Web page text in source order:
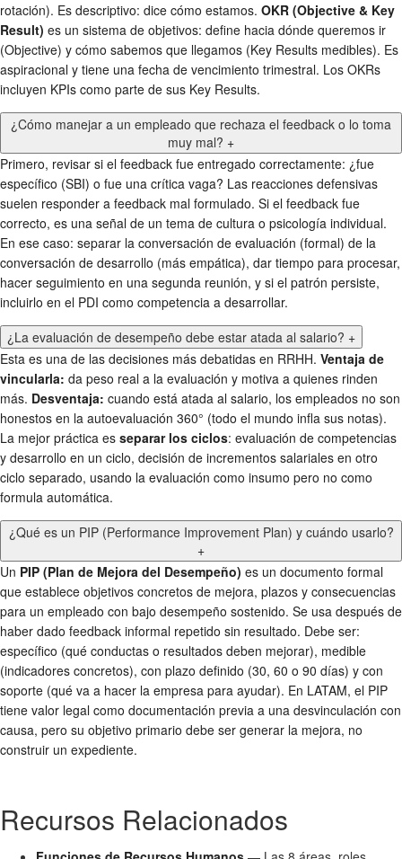
rotación). Es descriptivo: dice cómo estamos. OKR (Objective & Key
Result) es un sistema de objetivos: define hacia dónde queremos ir
(Objective) y cómo sabemos que llegamos (Key Results medibles). Es
aspiracional y tiene una fecha de vencimiento trimestral. Los OKRs
incluyen KPIs como parte de sus Key Results.
¿Cómo manejar a un empleado que rechaza el feedback o lo toma
muy mal? +
Primero, revisar si el feedback fue entregado correctamente: ¿fue
específico (SBI) o fue una crítica vaga? Las reacciones defensivas
suelen responder a feedback mal formulado. Si el feedback fue
correcto, es una señal de un tema de cultura o psicología individual.
En ese caso: separar la conversación de evaluación (formal) de la
conversación de desarrollo (más empática), dar tiempo para procesar,
hacer seguimiento en una segunda reunión, y si el patrón persiste,
incluirlo en el PDI como competencia a desarrollar.
¿La evaluación de desempeño debe estar atada al salario? +
Esta es una de las decisiones más debatidas en RRHH. Ventaja de
vincularla: da peso real a la evaluación y motiva a quienes rinden
más. Desventaja: cuando está atada al salario, los empleados no son
honestos en la autoevaluación 360° (todo el mundo infla sus notas).
La mejor práctica es separar los ciclos: evaluación de competencias
y desarrollo en un ciclo, decisión de incrementos salariales en otro
ciclo separado, usando la evaluación como insumo pero no como
formula automática.
¿Qué es un PIP (Performance Improvement Plan) y cuándo usarlo?
+
Un PIP (Plan de Mejora del Desempeño) es un documento formal
que establece objetivos concretos de mejora, plazos y consecuencias
para un empleado con bajo desempeño sostenido. Se usa después de
haber dado feedback informal repetido sin resultado. Debe ser:
específico (qué conductas o resultados deben mejorar), medible
(indicadores concretos), con plazo definido (30, 60 o 90 días) y con
soporte (qué va a hacer la empresa para ayudar). En LATAM, el PIP
tiene valor legal como documentación previa a una desvinculación con
causa, pero su objetivo primario debe ser generar la mejora, no
construir un expediente.
Recursos Relacionados